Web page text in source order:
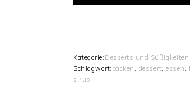
Kategorie:Desserts und Süßigkeiten
Schlagwort: backen , dessert, essen ,
sirup